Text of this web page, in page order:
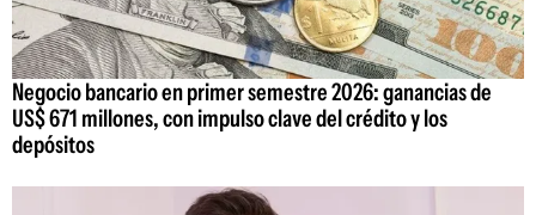
Negocio bancario en primer semestre 2026: ganancias de
US$ 671 millones, con impulso clave del crédito y los
depósitos